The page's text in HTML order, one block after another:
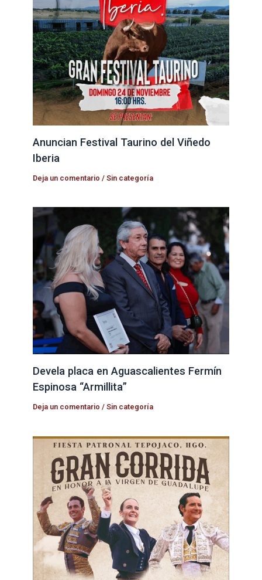
Anuncian Festival Taurino del Viñedo
Iberia
Deja un comentario /Sin categoría
Devela placa en Aguascalientes Fermín
Espinosa “Armillita”
Deja un comentario /Sin categoría